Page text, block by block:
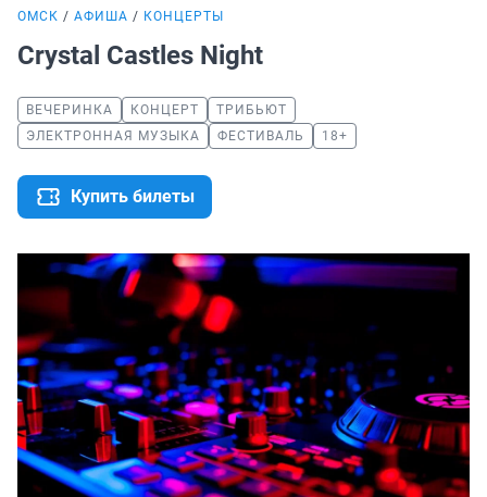
ОМСК АФИША КОНЦЕРТЫ
Crystal Castles Night
ВЕЧЕРИНКА КОНЦЕРТ
ТРИБЬЮТ
ЭЛЕКТРОННАЯ МУЗЫКА
ФЕСТИВАЛЬ 18+
Купить билеты